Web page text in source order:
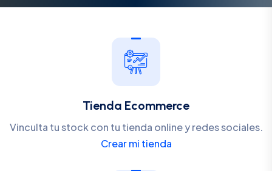
Tienda Ecommerce
Vinculta tu stock con tu tienda online y redes sociales.
Crear mi tienda